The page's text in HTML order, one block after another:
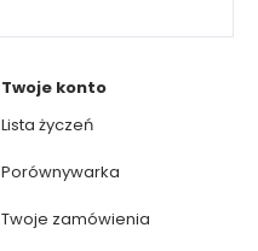
Twoje konto
Lista życzeń
Porównywarka
Twoje zamówienia